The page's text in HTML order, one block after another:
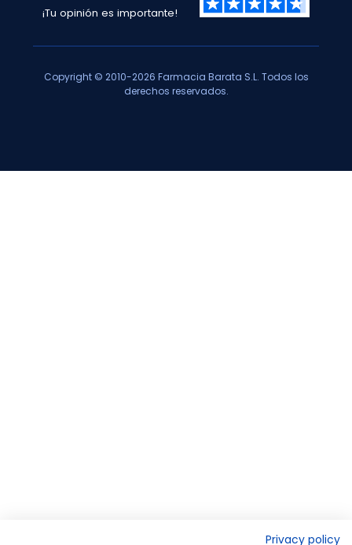
¡Tu opinión es importante!
Copyright © 2010-2026 Farmacia Barata S.L. Todos los
derechos reservados.
Privacy policy